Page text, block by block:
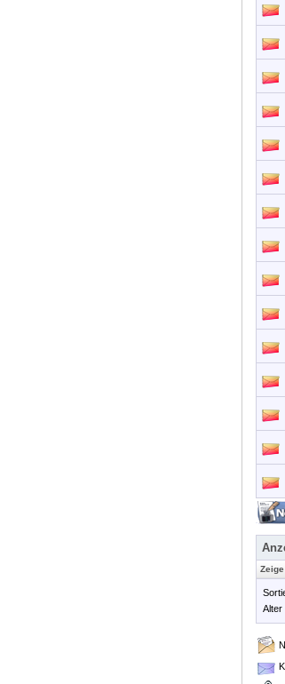
Alter